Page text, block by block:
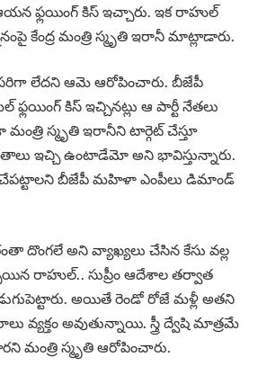
ఫ్ల‌యింగ్ కిస్ ఇచ్చారు. ఇక రాహుల్
కేంద్ర మంత్రి స్మృతి ఇరానీ మాట్లాడారు.
స‌రిగా లేద‌ని ఆమె ఆరోపించారు. బీజేపీ
కిస్ ఇచ్చిన‌ట్లు ఆ పార్టీ నేత‌లు
మంత్రి స్మృతి ఇరానీని టార్గెట్ చేస్తూ
ఇచ్చి ఉంటాడేమో అని భావిస్తున్నారు.
చేప‌ట్టాల‌ని బీజేపీ మ‌హిళా ఎంపీలు డిమాండ్
దొంగ‌లే అని వ్యాఖ్య‌లు చేసిన‌ కేసు వ‌ల్ల
రాహుల్‌.. సుప్రీం ఆదేశాల త‌ర్వాత
అయితే రెండో రోజే మ‌ళ్లీ అత‌ని
వ్య‌క్తం అవుతున్నాయి. స్త్రీ ద్వేషి మాత్ర‌మే
మంత్రి స్మృతి ఆరోపించారు.